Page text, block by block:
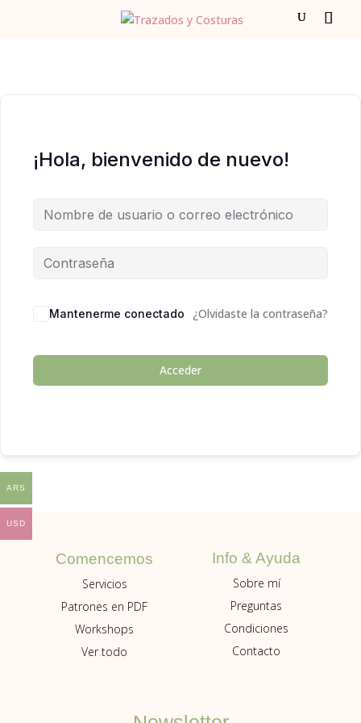
¡Hola, bienvenido de nuevo!
Mantenerme conectado ¿Olvidaste la contraseña?
Acceder
Comencemos
Servicios
Patrones en PDF
Workshops
Ver todo
Info & Ayuda
Sobre mí
Preguntas
Condiciones
Contacto
ARS
USD